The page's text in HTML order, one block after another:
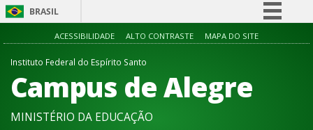
BRASIL
Simplifique!
Acesso à informação
ACESSIBILIDADE ALTO CONTRASTE MAPA DO SITE
Instituto Federal do Espírito Santo
Campus de Alegre
MINISTÉRIO DA EDUCAÇÃO